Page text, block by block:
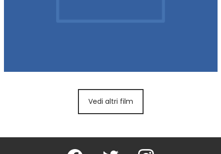
Vedi altri film
Facebook Twitter Instagram